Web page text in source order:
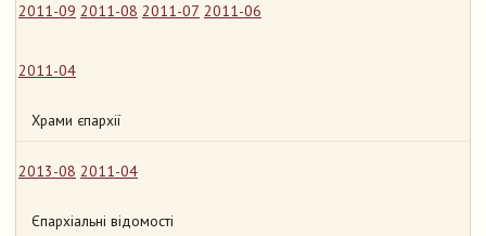
2011-09 2011-08 2011-07 2011-06
2011-04
Храми єпархії
2013-08 2011-04
Єпархіальні відомості